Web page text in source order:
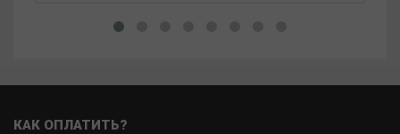
КАК ОПЛАТИТЬ?